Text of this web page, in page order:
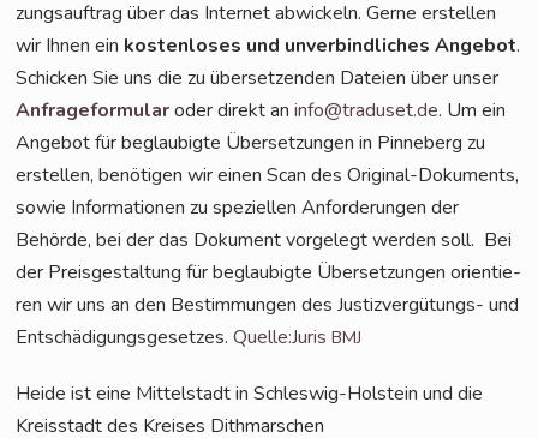
zungs­auf­trag über das Inter­net abwi­ckeln. Ger­ne erstel­len
wir Ihnen ein kos­ten­lo­ses und unver­bind­li­ches Ange­bot.
Schi­cken Sie uns die zu über­set­zen­den Datei­en über unser
Anfra­ge­for­mu­laroder direkt aninfo@traduset.de. Um ein
Ange­bot für beglau­big­te Über­set­zun­gen in Pin­ne­berg zu
erstel­len, benö­ti­gen wir einen Scan des Ori­gi­nal-Doku­ments,
sowie Infor­ma­tio­nen zu spe­zi­el­len Anfor­de­run­gen der
Behör­de, bei der das Doku­ment vor­ge­legt wer­den soll. Bei
der Preis­ge­stal­tung für beglau­big­te Über­set­zun­gen ori­en­tie­
ren wir uns an den Bestim­mun­gen des Jus­tiz­ver­gü­tungs- und
Ent­schä­di­gungs­ge­set­zes.Quelle:JurisBMJ
Hei­de ist eine Mit­tel­stadt in Schles­wig-Hol­stein und die
Kreis­stadt des Krei­ses Dithmarschen